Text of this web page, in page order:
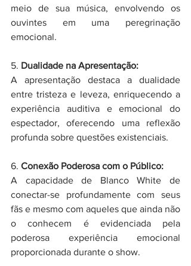
meio de sua música, envolvendo os
ouvintes em uma peregrinação
emocional.
5. Dualidade na Apresentação:
A apresentação destaca a dualidade
entre tristeza e leveza, enriquecendo a
experiência auditiva e emocional do
espectador, oferecendo uma reflexão
profunda sobre questões existenciais.
6. Conexão Poderosa com o Público:
A capacidade de Blanco White de
conectar-se profundamente com seus
fãs e mesmo com aqueles que ainda não
o conhecem é evidenciada pela
poderosa experiência emocional
proporcionada durante o show.